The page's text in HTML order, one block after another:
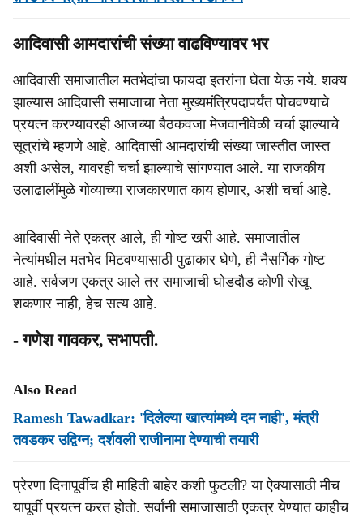
आदिवासी आमदारांची संख्या वाढविण्यावर भर
आदिवासी समाजातील मतभेदांचा फायदा इतरांना घेता येऊ नये. शक्य
झाल्यास आदिवासी समाजाचा नेता मुख्यमंत्रिपदापर्यंत पोचवण्याचे
प्रयत्न करण्यावरही आजच्या बैठकवजा मेजवानीवेळी चर्चा झाल्याचे
सूत्रांचे म्हणणे आहे. आदिवासी आमदारांची संख्या जास्तीत जास्त
अशी असेल, यावरही चर्चा झाल्याचे सांगण्यात आले. या राजकीय
उलाढालींमुळे गोव्याच्या राजकारणात काय होणार, अशी चर्चा आहे.
आदिवासी नेते एकत्र आले, ही गोष्ट खरी आहे. समाजातील
नेत्यांमधील मतभेद मिटवण्यासाठी पुढाकार घेणे, ही नैसर्गिक गोष्ट
आहे. सर्वजण एकत्र आले तर समाजाची घोडदौड कोणी रोखू
शकणार नाही, हेच सत्य आहे.
- गणेश गावकर, सभापती.
Also Read
Ramesh Tawadkar: 'दिलेल्या खात्‍यांमध्‍ये दम नाही', मंत्री
तवडकर उद्विग्‍न; दर्शवली राजीनामा देण्‍याची तयारी
प्रेरणा दिनापूर्वीच ही माहिती बाहेर कशी फुटली? या ऐक्यासाठी मीच
यापूर्वी प्रयत्न करत होतो. सर्वांनी समाजासाठी एकत्र येण्यात काहीच